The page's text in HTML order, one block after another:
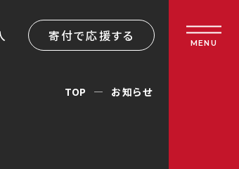
寄付で応援する MENU
TOP お知らせ